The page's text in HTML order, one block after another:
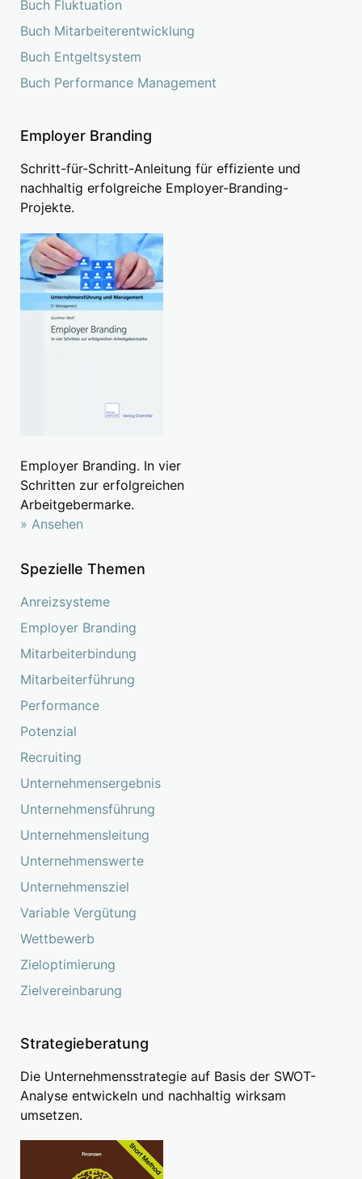
Buch Fluktuation
Buch Mitarbeiterentwicklung
Buch Entgeltsystem
Buch Performance Management
Employer Branding
Schritt-für-Schritt-Anleitung für effiziente und
nachhaltig erfolgreiche Employer-Branding-
Projekte.
Employer Branding. In vier
Schritten zur erfolgreichen
Arbeitgebermarke.
» Ansehen
Spezielle Themen
Anreizsysteme
Employer Branding
Mitarbeiterbindung
Mitarbeiterführung
Performance
Potenzial
Recruiting
Unternehmensergebnis
Unternehmensführung
Unternehmensleitung
Unternehmenswerte
Unternehmensziel
Variable Vergütung
Wettbewerb
Zieloptimierung
Zielvereinbarung
Strategieberatung
Die Unternehmensstrategie auf Basis der SWOT-
Analyse entwickeln und nachhaltig wirksam
umsetzen.